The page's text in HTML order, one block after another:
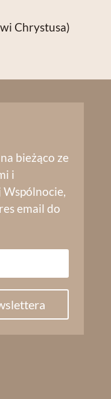
Chrystusa)
bieżąco ze
i
email do